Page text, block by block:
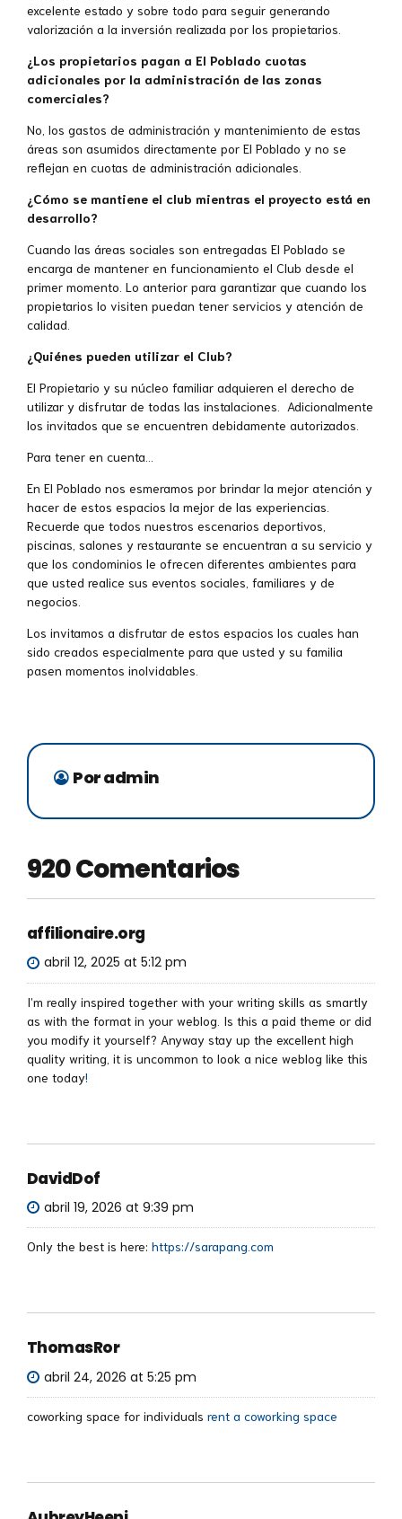
excelente estado y sobre todo para seguir generando
valorización a la inversión realizada por los propietarios.
¿Los propietarios pagan a El Poblado cuotas
adicionales por la administración de las zonas
comerciales?
No, los gastos de administración y mantenimiento de estas
áreas son asumidos directamente por El Poblado y no se
reflejan en cuotas de administración adicionales.
¿Cómo se mantiene el club mientras el proyecto está en
desarrollo?
Cuando las áreas sociales son entregadas El Poblado se
encarga de mantener en funcionamiento el Club desde el
primer momento. Lo anterior para garantizar que cuando los
propietarios lo visiten puedan tener servicios y atención de
calidad.
¿Quiénes pueden utilizar el Club?
El Propietario y su núcleo familiar adquieren el derecho de
utilizar y disfrutar de todas las instalaciones. Adicionalmente
los invitados que se encuentren debidamente autorizados.
Para tener en cuenta…
En El Poblado nos esmeramos por brindar la mejor atención y
hacer de estos espacios la mejor de las experiencias.
Recuerde que todos nuestros escenarios deportivos,
piscinas, salones y restaurante se encuentran a su servicio y
que los condominios le ofrecen diferentes ambientes para
que usted realice sus eventos sociales, familiares y de
negocios.
Los invitamos a disfrutar de estos espacios los cuales han
sido creados especialmente para que usted y su familia
pasen momentos inolvidables.
Por admin
920 Comentarios
affilionaire.org
abril 12, 2025 at 5:12 pm
I’m really inspired together with your writing skills as smartly
as with the format in your weblog. Is this a paid theme or did
you modify it yourself? Anyway stay up the excellent high
quality writing, it is uncommon to look a nice weblog like this
one today!
DavidDof
abril 19, 2026 at 9:39 pm
Only the best is here: https://sarapang.com
ThomasRor
abril 24, 2026 at 5:25 pm
coworking space for individuals rent a coworking space